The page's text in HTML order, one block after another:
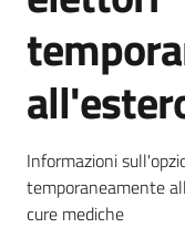
Dettagli
Informazioni
temporaneamente
cure mediche